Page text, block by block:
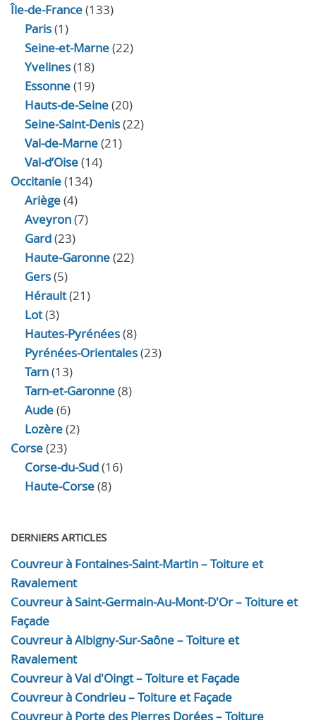
Île-de-France(133)
Paris(1)
Seine-et-Marne(22)
Yvelines(18)
Essonne(19)
Hauts-de-Seine(20)
Seine-Saint-Denis(22)
Val-de-Marne(21)
Val-d’Oise(14)
Occitanie(134)
Ariège(4)
Aveyron(7)
Gard(23)
Haute-Garonne(22)
Gers(5)
Hérault(21)
Lot(3)
Hautes-Pyrénées(8)
Pyrénées-Orientales(23)
Tarn(13)
Tarn-et-Garonne(8)
Aude(6)
Lozère(2)
Corse(23)
Corse-du-Sud(16)
Haute-Corse(8)
DERNIERS ARTICLES
Couvreur à Fontaines-Saint-Martin – Toiture et
Ravalement
Couvreur à Saint-Germain-Au-Mont-D'Or – Toiture et
Façade
Couvreur à Albigny-Sur-Saône – Toiture et
Ravalement
Couvreur à Val d'Oingt – Toiture et Façade
Couvreur à Condrieu – Toiture et Façade
Couvreur à Porte des Pierres Dorées – Toiture